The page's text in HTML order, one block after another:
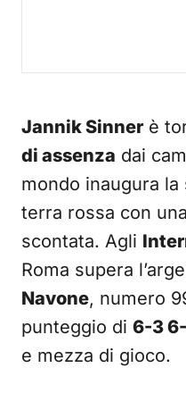
Jannik Sinner è
di assenza dai
mondo inaugura
terra rossa con
scontata. Agli
Roma supera
Navone, numero
punteggio di 6-3
e mezza di gioco.